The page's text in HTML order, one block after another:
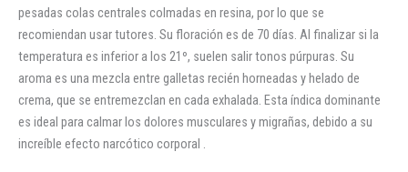
pesadas colas centrales colmadas en resina, por lo que se
recomiendan usar tutores. Su floración es de 70 días. Al finalizar si la
temperatura es inferior a los 21º, suelen salir tonos púrpuras. Su
aroma es una mezcla entre galletas recién horneadas y helado de
crema, que se entremezclan en cada exhalada. Esta índica dominante
es ideal para calmar los dolores musculares y migrañas, debido a su
increíble efecto narcótico corporal .